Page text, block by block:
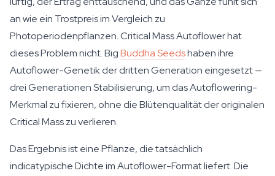
an wie ein Trostpreis im Vergleich zu
Photoperiodenpflanzen. Critical Mass Autoflower hat
dieses Problem nicht. BigBuddha Seedshaben ihre
Autoflower-Genetik der dritten Generation eingesetzt —
drei Generationen Stabilisierung, um das Autoflowering-
Merkmal zu fixieren, ohne die Blütenqualität der originalen
Critical Mass zu verlieren.
Das Ergebnis ist eine Pflanze, die tatsächlich
indicatypische Dichte im Autoflower-Format liefert. Die